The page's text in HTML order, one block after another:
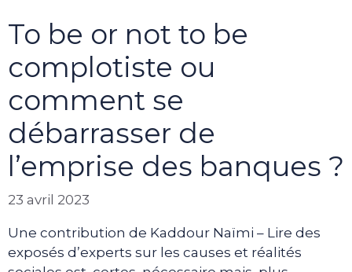
To be or not to be
complotiste ou
comment se
débarrasser de
l’emprise des banques ?
23 avril 2023
Une contribution de Kaddour Naïmi – Lire des
exposés d’experts sur les causes et réalités